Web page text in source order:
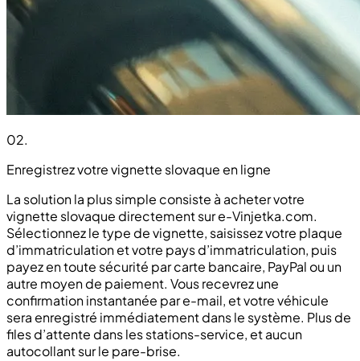
02.
Enregistrez votre vignette slovaque en ligne
La solution la plus simple consiste à acheter votre
vignette slovaque directement sur e-Vinjetka.com.
Sélectionnez le type de vignette, saisissez votre plaque
d’immatriculation et votre pays d’immatriculation, puis
payez en toute sécurité par carte bancaire, PayPal ou un
autre moyen de paiement. Vous recevrez une
confirmation instantanée par e-mail, et votre véhicule
sera enregistré immédiatement dans le système. Plus de
files d’attente dans les stations-service, et aucun
autocollant sur le pare-brise.